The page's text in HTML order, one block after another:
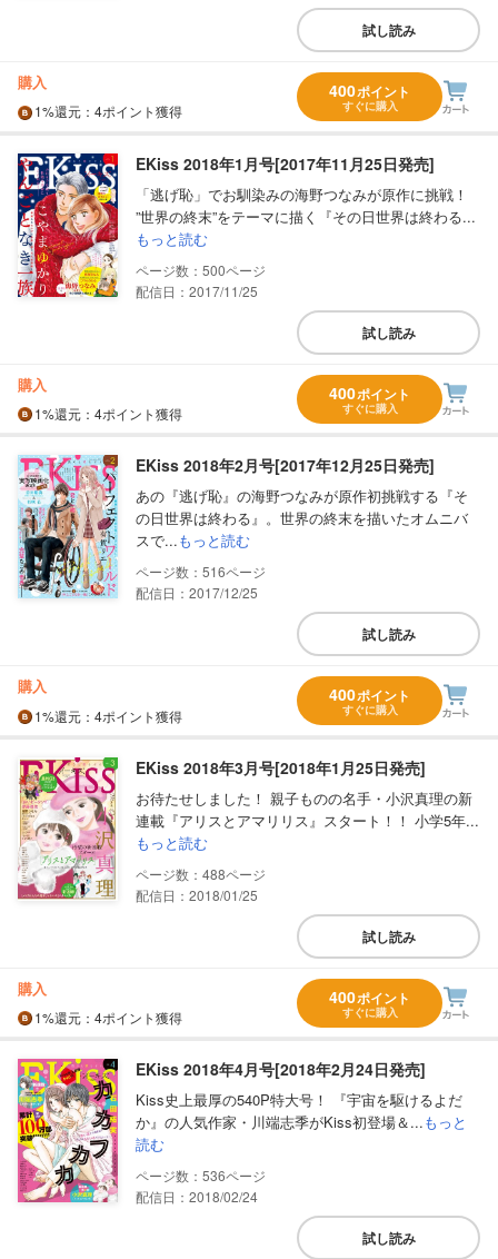
試し読み
購入
1%還元 ：4ポイント獲得
400ポイント
すぐに購入
EKiss 2018年1月号[2017年11月25日発売]
「逃げ恥」でお馴染みの海野つなみが原作に挑戦！
”世界の終末”をテーマに描く『その日世界は終わる...
もっと読む
500
配信日：2017/11/25
試し読み
購入
1%還元 ：4ポイント獲得
400ポイント
すぐに購入
EKiss 2018年2月号[2017年12月25日発売]
あの『逃げ恥』の海野つなみが原作初挑戦する『そ
の日世界は終わる』。世界の終末を描いたオムニバ
スで...もっと読む
516
配信日：2017/12/25
試し読み
購入
1%還元 ：4ポイント獲得
400ポイント
すぐに購入
EKiss 2018年3月号[2018年1月25日発売]
お待たせしました！ 親子ものの名手・小沢真理の新
連載『アリスとアマリリス』スタート！！ 小学5年...
もっと読む
488
配信日：2018/01/25
試し読み
購入
1%還元 ：4ポイント獲得
400ポイント
すぐに購入
EKiss 2018年4月号[2018年2月24日発売]
Kiss史上最厚の540P特大号！ 『宇宙を駆けるよだ
か』の人気作家・川端志季がKiss初登場＆...もっと
読む
536
配信日：2018/02/24
試し読み